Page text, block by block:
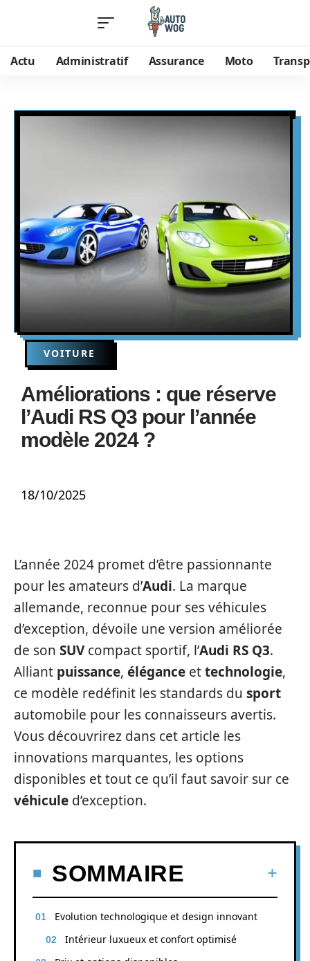
Actu Administratif Assurance Moto
VOITURE
Améliorations : que réserve
l’Audi RS Q3 pour l’année
modèle 2024 ?
18/10/2025
L’année 2024 promet d’être passionnante
pour les amateurs d’Audi. La marque
allemande, reconnue pour ses véhicules
d’exception, dévoile une version améliorée
de son SUVcompact sportif, l’Audi RS Q3.
Alliant puissance, élégance ettechnologie,
ce modèle redéfinit les standards du sport
automobile pour les connaisseurs avertis.
Vous découvrirez dans cet article les
innovations marquantes, les options
disponibles et tout ce qu’il faut savoir sur ce
véhicule d’exception.
SOMMAIRE
Evolution technologique et design innovant
Intérieur luxueux et confort optimisé